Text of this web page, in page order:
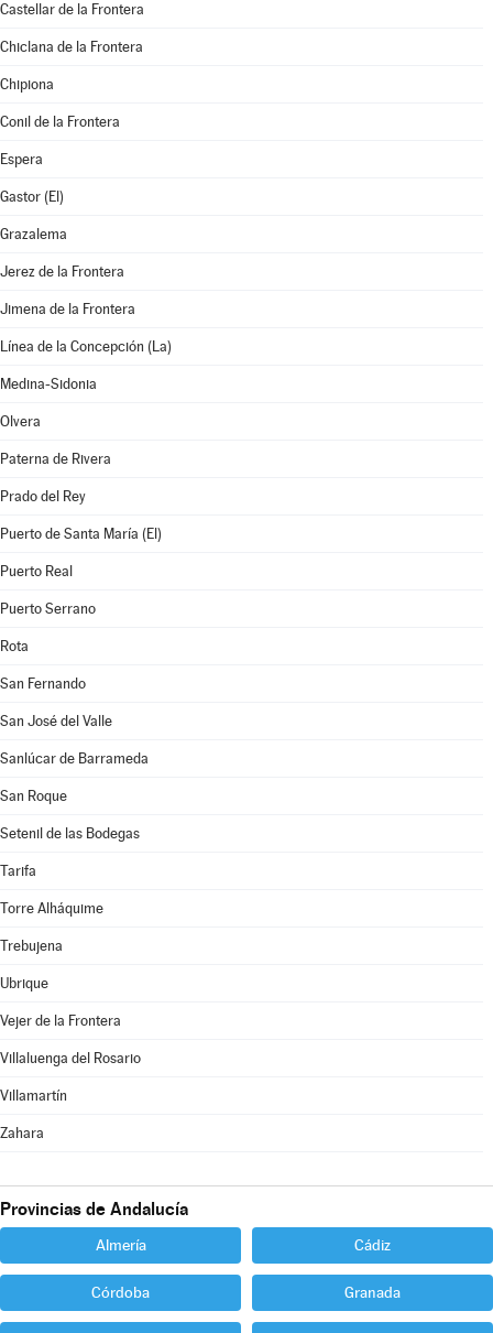
Castellar de la Frontera
Chiclana de la Frontera
Chipiona
Conil de la Frontera
Espera
Gastor (El)
Grazalema
Jerez de la Frontera
Jimena de la Frontera
Línea de la Concepción (La)
Medina-Sidonia
Olvera
Paterna de Rivera
Prado del Rey
Puerto de Santa María (El)
Puerto Real
Puerto Serrano
Rota
San Fernando
San José del Valle
Sanlúcar de Barrameda
San Roque
Setenil de las Bodegas
Tarifa
Torre Alháquime
Trebujena
Ubrique
Vejer de la Frontera
Villaluenga del Rosario
Villamartín
Zahara
Provincias de Andalucía
Almería Cádiz
Córdoba Granada